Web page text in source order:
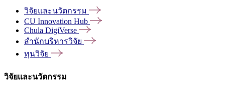
วิจัยและนวัตกรรม
CU Innovation Hub
Chula DigiVerse
สำนักบริหารวิจัย
ทุนวิจัย
วิจัยและนวัตกรรม